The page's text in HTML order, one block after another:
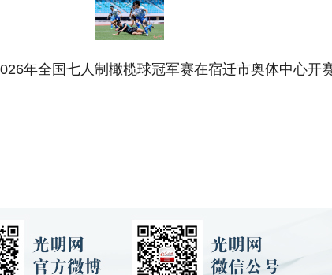
年全国七人制橄榄球冠军赛在宿迁市奥体中心开